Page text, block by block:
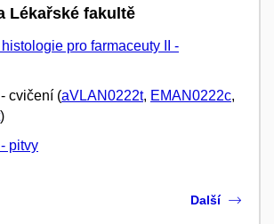
Lékařské fakultě
pro farmaceuty II -
cvičení (aVLAN0222t, EMAN0222c,
)
pitvy
Další